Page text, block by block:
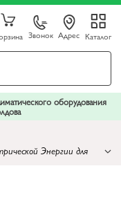
Звонок Адрес Каталог
оборудования
Энергии для